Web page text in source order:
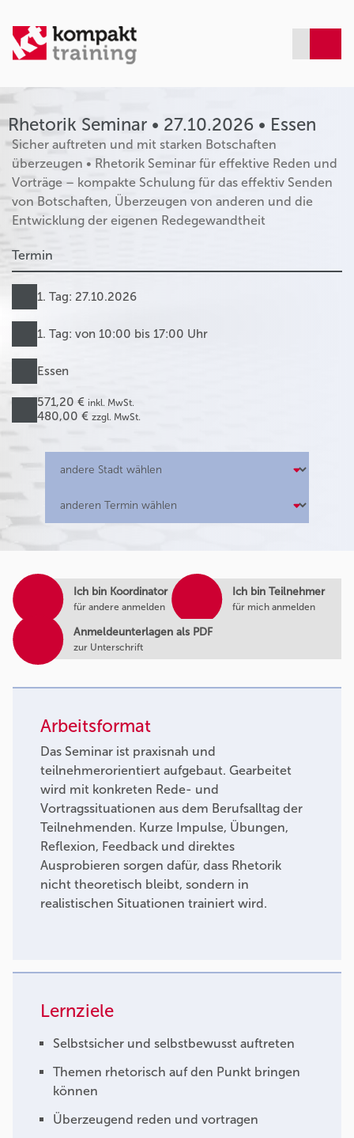
Rhetorik Seminar • 27.10.2026 • Essen
Sicher auftreten und mit starken Botschaften
überzeugen • Rhetorik Seminar für effektive Reden und
Vorträge – kompakte Schulung für das effektiv Senden
von Botschaften, Überzeugen von anderen und die
Entwicklung der eigenen Redegewandtheit
Termin
1. Tag: 27.10.2026
1. Tag: von 10:00 bis 17:00 Uhr
Essen
571,20 € inkl. MwSt.
480,00 € zzgl. MwSt.
Arbeitsformat
Das Seminar ist praxisnah und
teilnehmerorientiert aufgebaut. Gearbeitet
wird mit konkreten Rede- und
Vortragssituationen aus dem Berufsalltag der
Teilnehmenden. Kurze Impulse, Übungen,
Reflexion, Feedback und direktes
Ausprobieren sorgen dafür, dass Rhetorik
nicht theoretisch bleibt, sondern in
realistischen Situationen trainiert wird.
Lernziele
Selbstsicher und selbstbewusst auftreten
Themen rhetorisch auf den Punkt bringen
können
Überzeugend reden und vortragen
Ich bin Koordinator
für andere anmelden
Ich bin Teilnehmer
für mich anmelden
Anmeldeunterlagen als PDF
zur Unterschrift